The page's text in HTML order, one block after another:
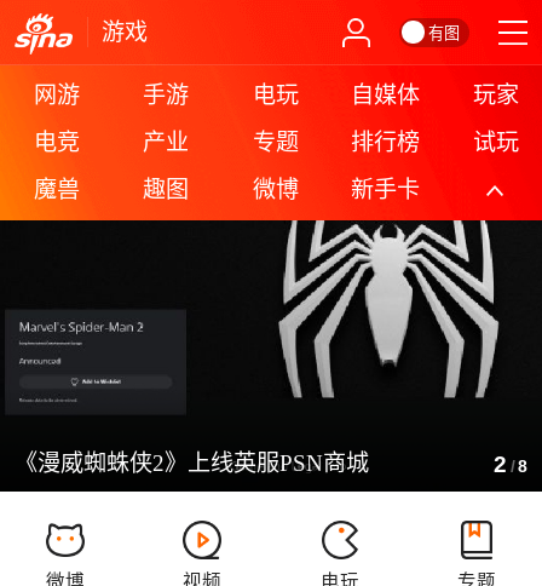
游戏 有图
网游 手游 电玩 自媒体
玩家
电竞
产业 专题 排行榜
试玩
魔兽
趣图 微博 新手卡 更多
《漫威蜘蛛侠2》上线英服PSN商城 2 /8